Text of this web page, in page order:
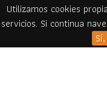
Utilizamos cookies
servicios. Si continua